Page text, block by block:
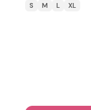
S M L XL